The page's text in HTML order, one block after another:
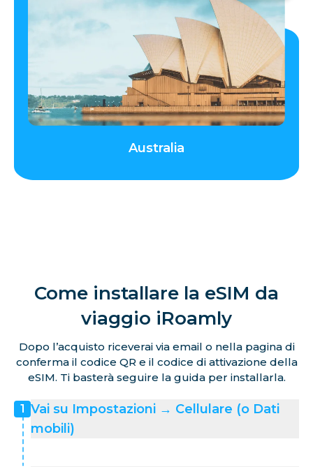
Australia
Come installare la eSIM da
viaggio iRoamly
Dopo l’acquisto riceverai via email o nella pagina di
conferma il codice QR e il codice di attivazione della
eSIM. Ti basterà seguire la guida per installarla.
1 Vai su Impostazioni → Cellulare (o Dati
mobili)